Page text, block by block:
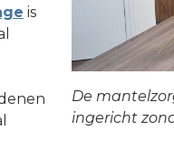
is
De
ingericht